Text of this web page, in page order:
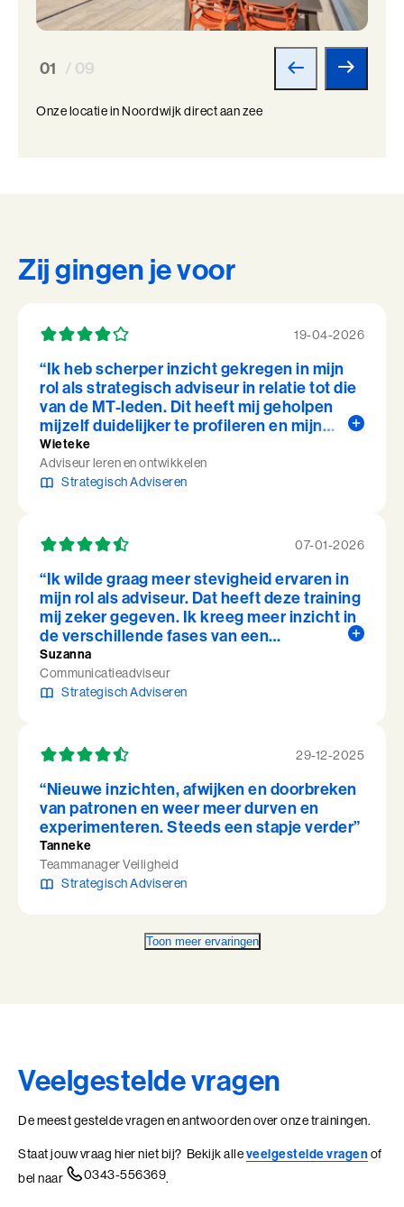
01 / 09
Onze locatie in Noordwijk direct aan zee
Zij gingen je voor
19-04-2026
“Ik heb scherper inzicht gekregen in mijn
rol als strategisch adviseur in relatie tot die
van de MT-leden. Dit heeft mij geholpen
mijzelf duidelijker te profileren en mijn
adviezen effectiever over te brengen.”
Wieteke
Adviseur leren en ontwikkelen
Strategisch Adviseren
07-01-2026
“Ik wilde graag meer stevigheid ervaren in
mijn rol als adviseur. Dat heeft deze training
mij zeker gegeven. Ik kreeg meer inzicht in
de verschillende fases van een
adviestraject met daarbij een goede mix
van technieken en modellen.
Praktijkoefeningen hoorden er ook elke les
land zeer inspirerend. ”
Suzanna
Communicatieadviseur
Strategisch Adviseren
29-12-2025
“Nieuwe inzichten, afwijken en doorbreken
van patronen en weer meer durven en
experimenteren. Steeds een stapje verder”
Tanneke
Teammanager Veiligheid
Strategisch Adviseren
Toon meer ervaringen
Veelgestelde vragen
De meest gestelde vragen en antwoorden over onze trainingen.
Staat jouw vraag hier niet bij? Bekijk alleveelgestelde vragenof
bel naar
0343-556369.